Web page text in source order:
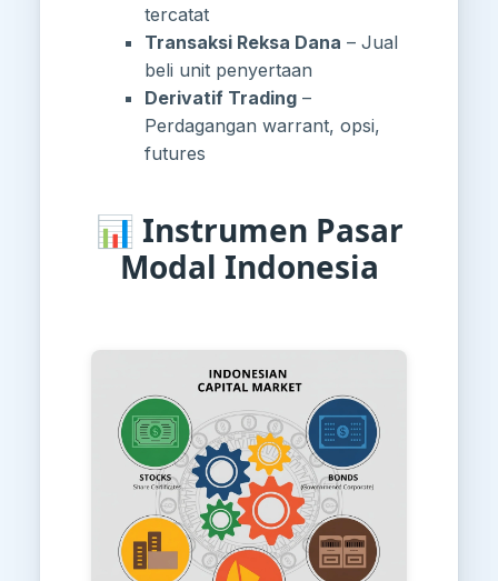
tercatat
Transaksi Reksa Dana – Jual
beli unit penyertaan
Derivatif Trading –
Perdagangan warrant, opsi,
futures
📊 Instrumen Pasar
Modal Indonesia